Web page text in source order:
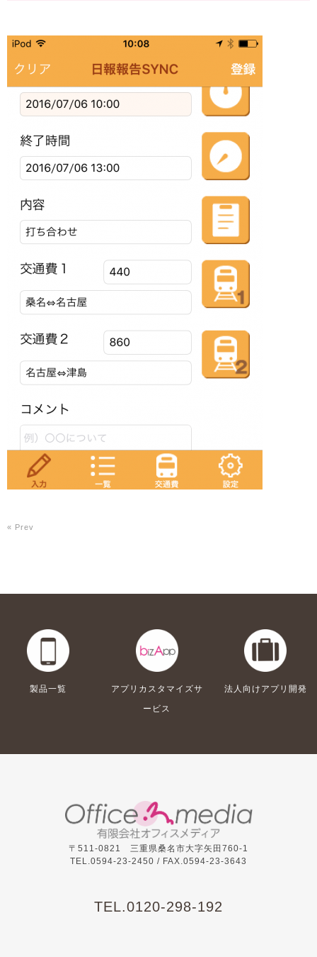
« Prev
製品一覧
アプリカスタマイズサ
ービス
法人向けアプリ開発
〒511-0821 三重県桑名市大字矢田760-1
TEL.0594-23-2450 / FAX.0594-23-3643
TEL.0120-298-192